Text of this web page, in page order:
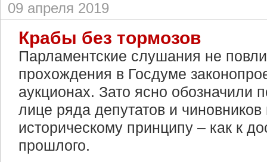
09 апреля 2019
Крабы без тормозов
Парламентские слушания не
прохождения в Госдуме
аукционах. Зато ясно обозначили
лице ряда депутатов и
историческому принципу – как к
прошлого.